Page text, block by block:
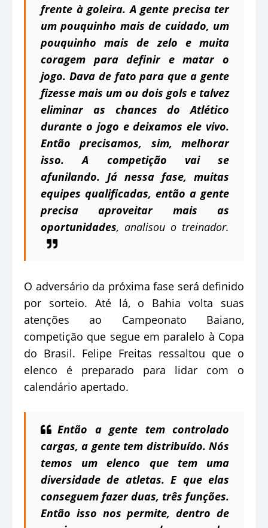
frente à goleira. A gente precisa ter
um pouquinho mais de cuidado, um
pouquinho mais de zelo e muita
coragem para definir e matar o
jogo. Dava de fato para que a gente
fizesse mais um ou dois gols e talvez
eliminar as chances do Atlético
durante o jogo e deixamos ele vivo.
Então precisamos, sim, melhorar
isso. A competição vai se
afunilando. Já nessa fase, muitas
equipes qualificadas, então a gente
precisa aproveitar mais as
oportunidades, analisou o treinador.
O adversário da próxima fase será definido
por sorteio. Até lá, o Bahia volta suas
atenções ao Campeonato Baiano,
competição que segue em paralelo à Copa
do Brasil. Felipe Freitas ressaltou que o
elenco é preparado para lidar com o
calendário apertado.
Então a gente tem controlado
cargas, a gente tem distribuído. Nós
temos um elenco que tem uma
diversidade de atletas. E que elas
conseguem fazer duas, três funções.
Então isso nos permite, dentro de